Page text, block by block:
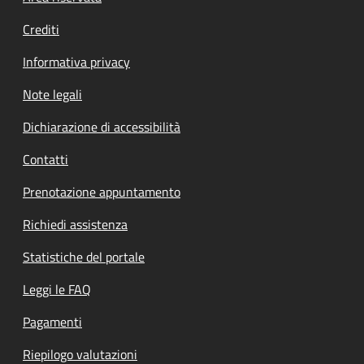
Crediti
Informativa privacy
Note legali
Dichiarazione di accessibilità
Contatti
Prenotazione appuntamento
Richiedi assistenza
Statistiche del portale
Leggi le FAQ
Pagamenti
Riepilogo valutazioni